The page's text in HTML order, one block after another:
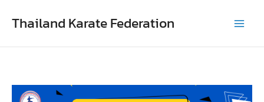
Thailand Karate Federation